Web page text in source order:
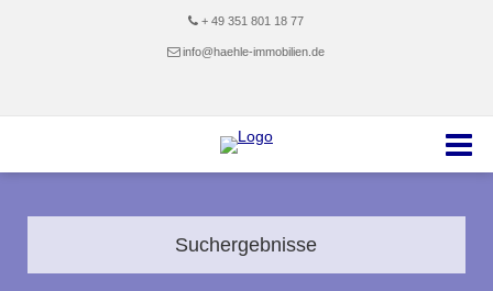
+ 49 351 801 18 77
info@haehle-immobilien.de
Suchergebnisse